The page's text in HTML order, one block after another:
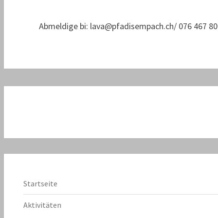
Abmeldige bi: lava@pfadisempach.ch/ 076 467
Startseite
Aktivitäten